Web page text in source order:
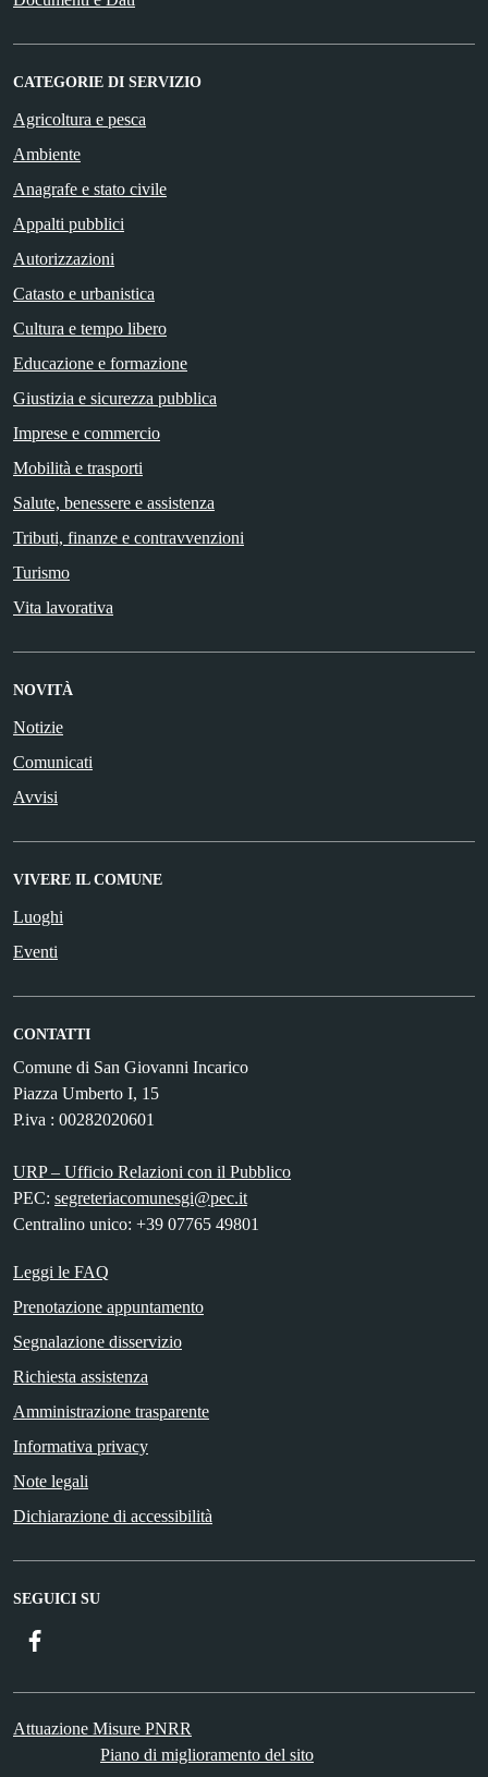
CATEGORIE DI SERVIZIO
Agricoltura e pesca
Ambiente
Anagrafe e stato civile
Appalti pubblici
Autorizzazioni
Catasto e urbanistica
Cultura e tempo libero
Educazione e formazione
Giustizia e sicurezza pubblica
Imprese e commercio
Mobilità e trasporti
Salute, benessere e assistenza
Tributi, finanze e contravvenzioni
Turismo
Vita lavorativa
NOVITÀ
Notizie
Comunicati
Avvisi
VIVERE IL COMUNE
Luoghi
Eventi
CONTATTI
Comune di San Giovanni Incarico
Piazza Umberto I, 15
P.iva : 00282020601
URP – Ufficio Relazioni con il Pubblico
PEC: segreteriacomunesgi@pec.it
Centralino unico: +39 07765 49801
Leggi le FAQ
Prenotazione appuntamento
Segnalazione disservizio
Richiesta assistenza
Amministrazione trasparente
Informativa privacy
Note legali
Dichiarazione di accessibilità
SEGUICI SU
Attuazione Misure PNRR
Piano di miglioramento del sito